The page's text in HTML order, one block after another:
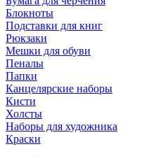
Блокноты
Подставки для книг
Рюкзаки
Мешки для обуви
Пеналы
Папки
Канцелярские наборы
Кисти
Холсты
Наборы для художника
Краски